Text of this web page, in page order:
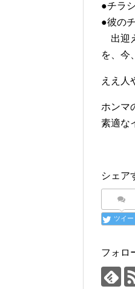
●チラ
●彼の
出迎
を、今
ええ人
ホンマ
素適な
シェア
ツイー
フォロ